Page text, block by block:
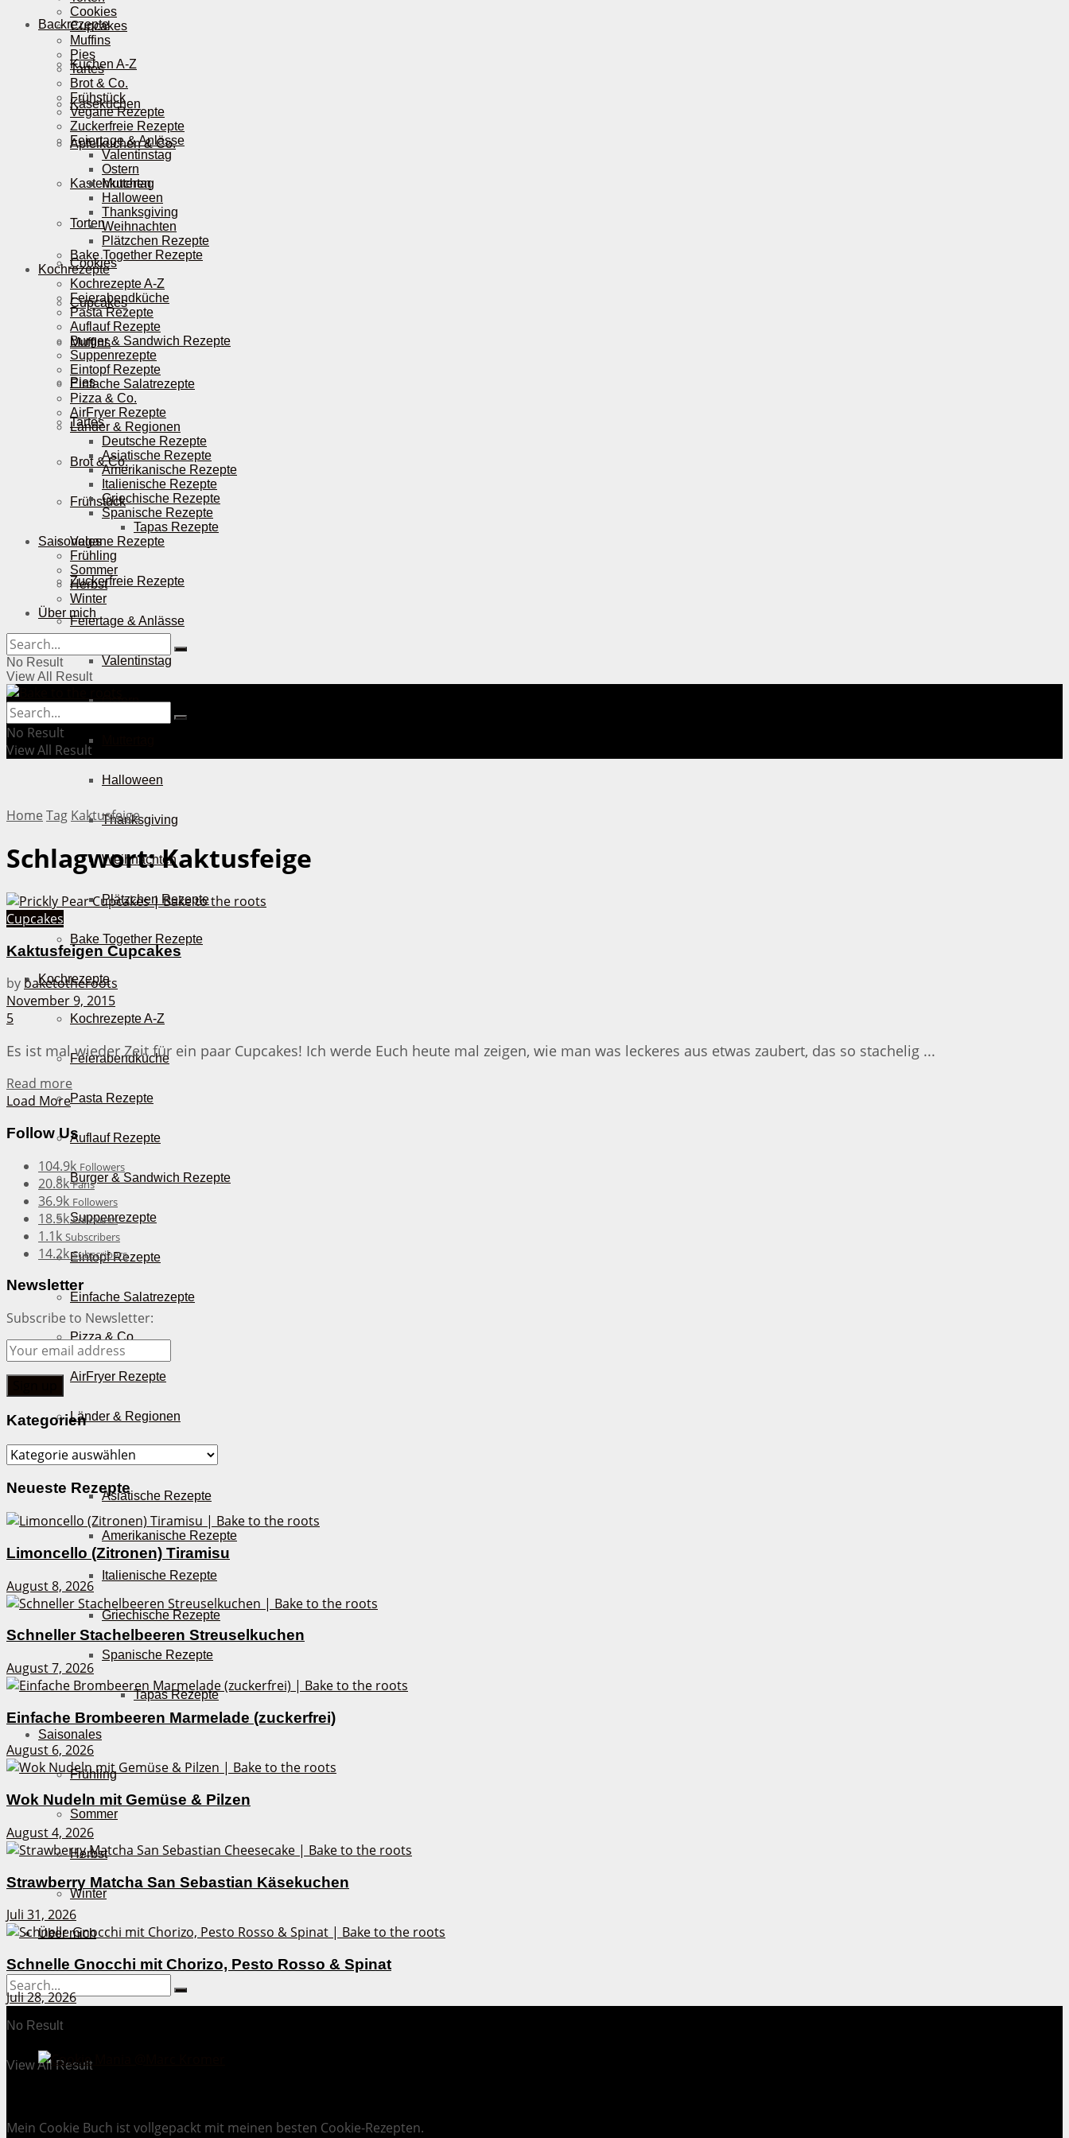
Backrezepte
Kuchen A-Z
Käsekuchen
Apfelkuchen & Co.
Kastenkuchen
Torten
Cookies
Cupcakes
Muffins
Pies
Tartes
Brot & Co.
Frühstück
Vegane Rezepte
Zuckerfreie Rezepte
Feiertage & Anlässe
Valentinstag
Ostern
Halloween
Thanksgiving
Weihnachten
Plätzchen Rezepte
Bake Together Rezepte
Kochrezepte
Kochrezepte A-Z
Feierabendküche
Pasta Rezepte
Auflauf Rezepte
Burger & Sandwich Rezepte
Suppenrezepte
Eintopf Rezepte
Einfache Salatrezepte
Pizza & Co.
AirFryer Rezepte
Länder & Regionen
Deutsche Rezepte
Asiatische Rezepte
Amerikanische Rezepte
Italienische Rezepte
Griechische Rezepte
Spanische Rezepte
Tapas Rezepte
Saisonales
Frühling
Sommer
Herbst
Winter
Über mich
No Result
View All Result
Cookies
Cupcakes
Muffins
Pies
Tartes
Brot & Co.
Frühstück
Vegane Rezepte
Zuckerfreie Rezepte
Feiertage & Anlässe
Valentinstag
Ostern
Muttertag
Halloween
Thanksgiving
Weihnachten
Plätzchen Rezepte
Bake Together Rezepte
Kochrezepte
Kochrezepte A-Z
Feierabendküche
Pasta Rezepte
Auflauf Rezepte
Burger & Sandwich Rezepte
Suppenrezepte
Eintopf Rezepte
Einfache Salatrezepte
Pizza & Co.
AirFryer Rezepte
Länder & Regionen
Deutsche Rezepte
Asiatische Rezepte
Amerikanische Rezepte
Italienische Rezepte
Griechische Rezepte
Spanische Rezepte
Tapas Rezepte
Saisonales
Frühling
Sommer
Herbst
Winter
Über mich
No Result
View All Result
No Result
View All Result
Home Tag Kaktusfeige
Schlagwort:Kaktusfeige
Cupcakes
Kaktusfeigen Cupcakes
by baketotheroots
November 9, 2015
5
Es ist mal wieder Zeit für ein paar Cupcakes! Ich werde Euch heute mal zeigen, wie man was leckeres aus etwas zaubert, das so stachelig ...
Read more
Load More
Follow Us
104.9k Followers
20.8k Fans
36.9k Followers
18.5k Followers
1.1k Subscribers
14.2k Subscribers
Newsletter
Subscribe to Newsletter:
Kategorien
Kategorien
Neueste Rezepte
Limoncello (Zitronen) Tiramisu
August 8, 2026
Schneller Stachelbeeren Streuselkuchen
August 7, 2026
Einfache Brombeeren Marmelade (zuckerfrei)
August 6, 2026
Wok Nudeln mit Gemüse & Pilzen
August 4, 2026
Strawberry Matcha San Sebastian Käsekuchen
Juli 31, 2026
Schnelle Gnocchi mit Chorizo, Pesto Rosso & Spinat
Juli 28, 2026
Mein Cookie Buch ist vollgepackt mit meinen besten Cookie-Rezepten.